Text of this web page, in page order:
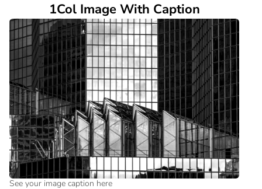
1Col Image With Caption
See your image caption here